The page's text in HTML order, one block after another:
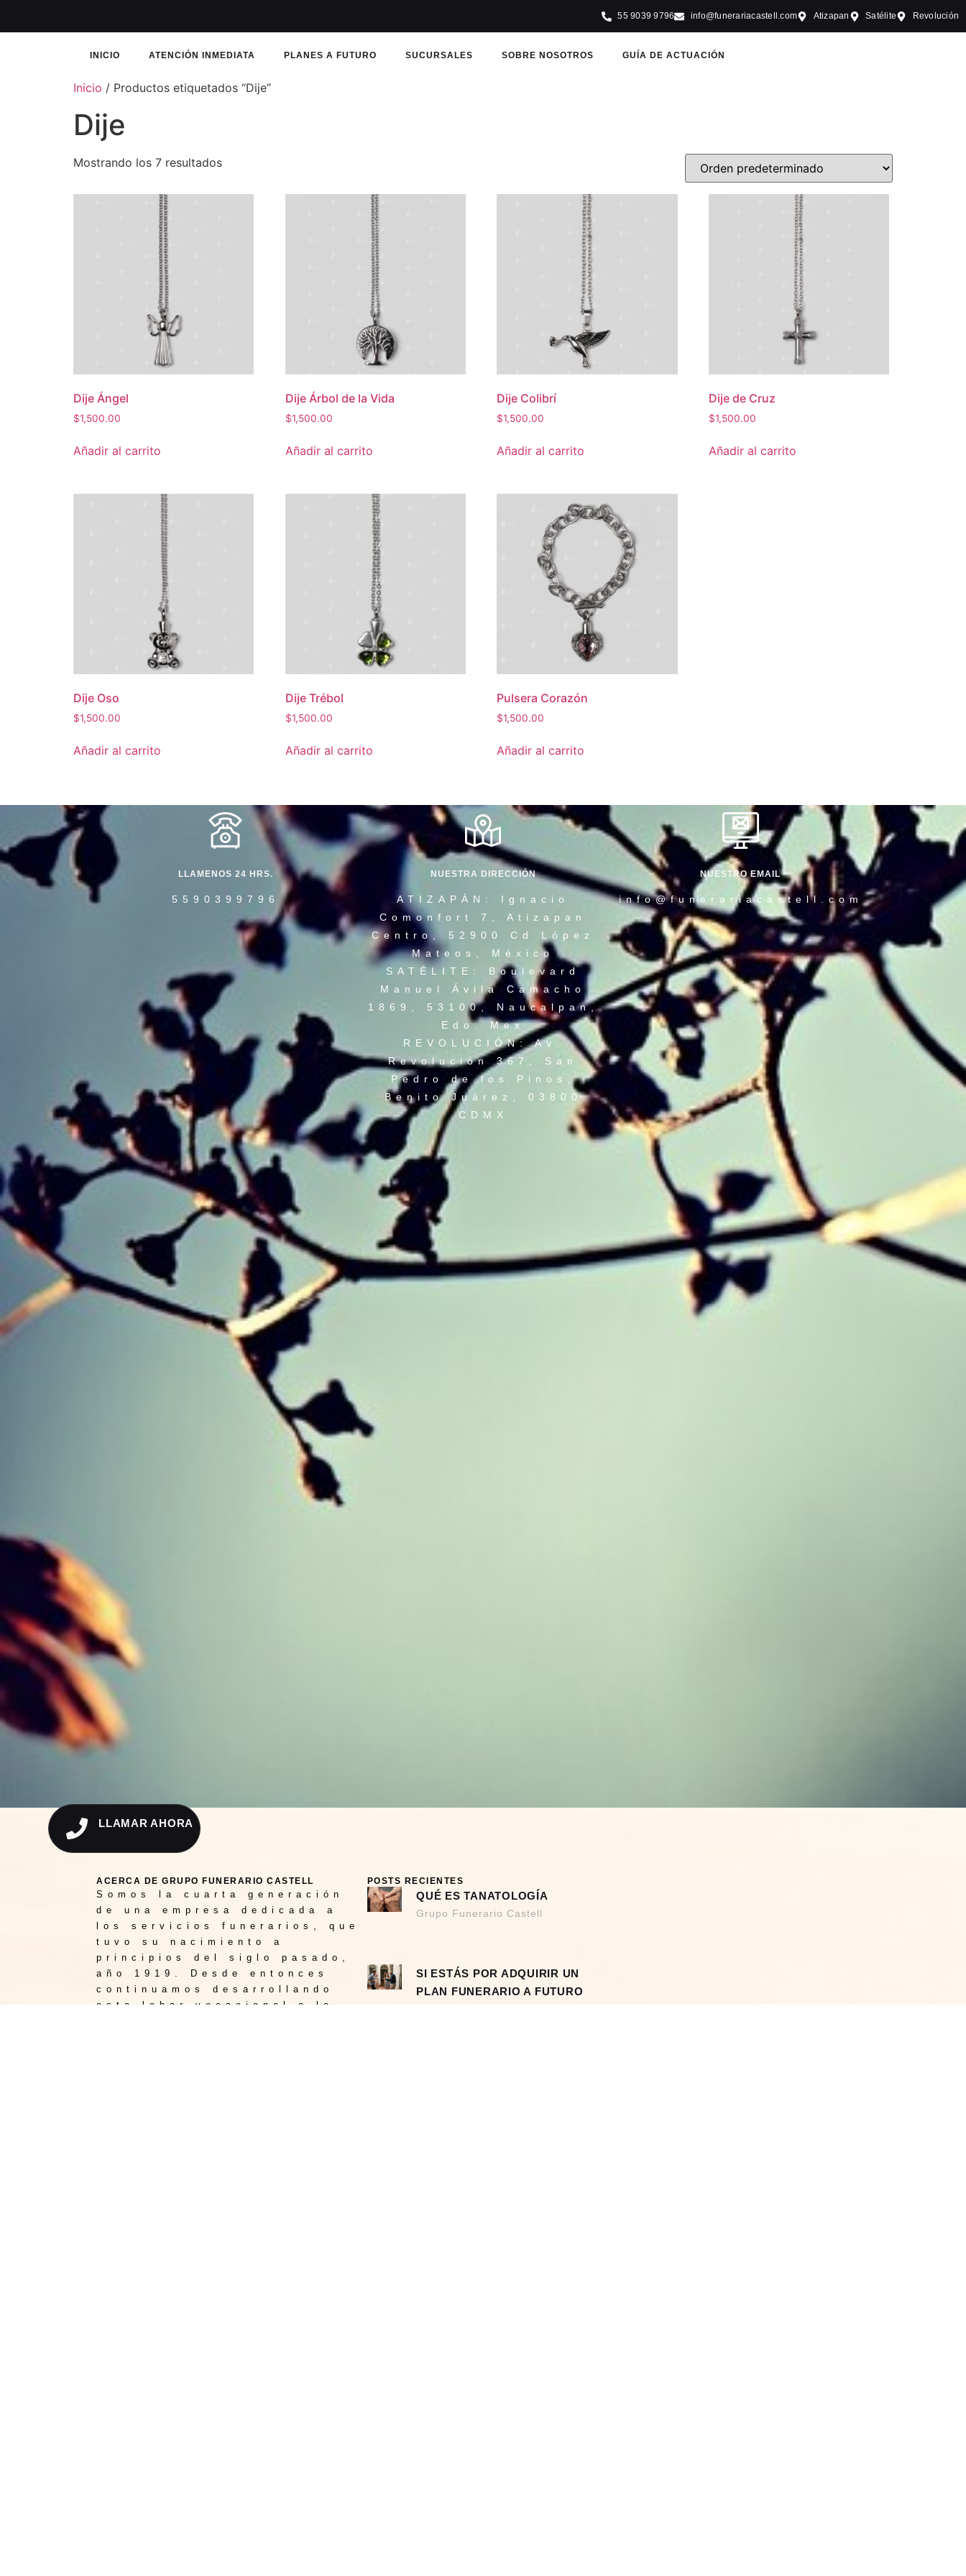
55 9039 9796 info@funerariacastell.com Atizapan Satélite Revolución
INICIO ATENCIÓN INMEDIATA PLANES A FUTURO SUCURSALES SOBRE NOSOTROS GUÍA DE ACTUACIÓN
Inicio / Productos etiquetados “Dije”
Dije
Mostrando los 7 resultados
Dije Ángel
$1,500.00
Añadir al carrito
Dije Árbol de la Vida
$1,500.00
Añadir al carrito
Dije Colibrí
$1,500.00
Añadir al carrito
Dije de Cruz
$1,500.00
Añadir al carrito
Dije Oso
$1,500.00
Añadir al carrito
Dije Trébol
$1,500.00
Añadir al carrito
Pulsera Corazón
$1,500.00
Añadir al carrito
LLAMENOS 24 HRS.
5590399796
NUESTRA DIRECCIÓN
ATIZAPÁN: Ignacio
Comonfort 7, Atizapan
Centro, 52900 Cd López
Mateos, México
SATÉLITE: Boulevard
Manuel Ávila Camacho
1869, 53100, Naucalpan,
Edo. Mex
REVOLUCIÓN: Av.
Revolución 367, San
Pedro de los Pinos,
Benito Juárez, 03800
CDMX
NUESTRO EMAIL
info@funerariacastell.com
ACERCA DE GRUPO FUNERARIO CASTELL
Somos la cuarta generación
de una empresa dedicada a
los servicios funerarios, que
tuvo su nacimiento a
principios del siglo pasado,
año 1919. Desde entonces
continuamos desarrollando
esta labor vocacional a lo
POSTS RECIENTES
QUÉ ES TANATOLOGÍA
Grupo Funerario Castell
SI ESTÁS POR ADQUIRIR UN
PLAN FUNERARIO A FUTURO
LLAMAR AHORA